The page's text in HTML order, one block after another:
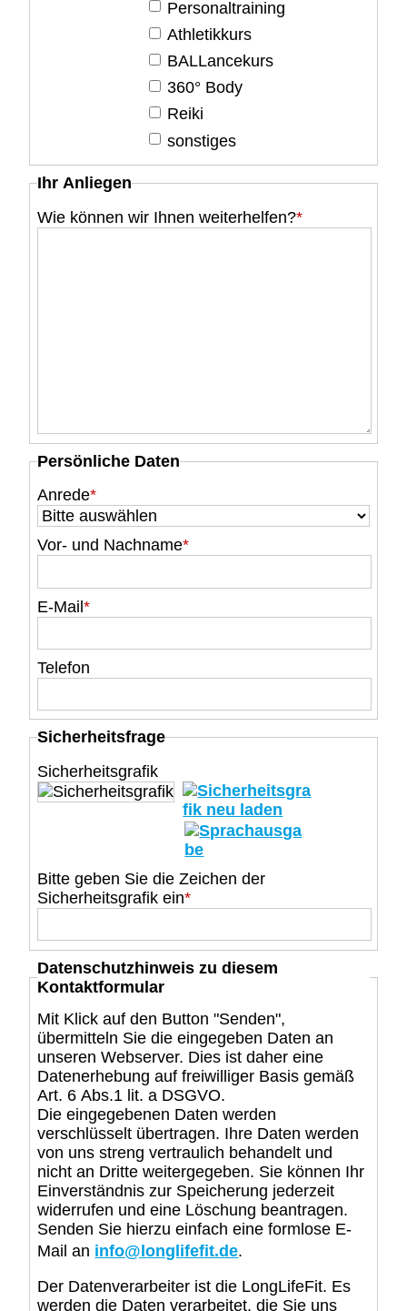
Personaltraining
Athletikkurs
BALLancekurs
360° Body
Reiki
sonstiges
Ihr Anliegen
Wie können wir Ihnen weiterhelfen?*
Persönliche Daten
Anrede*
Vor- und Nachname*
E-Mail*
Telefon
Sicherheitsfrage
Sicherheitsgrafik
Bitte geben Sie die Zeichen der
Sicherheitsgrafik ein*
Datenschutzhinweis zu diesem
Kontaktformular
Mit Klick auf den Button "Senden",
übermitteln Sie die eingegeben Daten an
unseren Webserver. Dies ist daher eine
Datenerhebung auf freiwilliger Basis gemäß
Art. 6 Abs.1 lit. a DSGVO.
Die eingegebenen Daten werden
verschlüsselt übertragen. Ihre Daten werden
von uns streng vertraulich behandelt und
nicht an Dritte weitergegeben. Sie können Ihr
Einverständnis zur Speicherung jederzeit
widerrufen und eine Löschung beantragen.
Senden Sie hierzu einfach eine formlose E-
Mail an info@longlifefit.de.
Der Datenverarbeiter ist die LongLifeFit. Es
werden die Daten verarbeitet, die Sie uns